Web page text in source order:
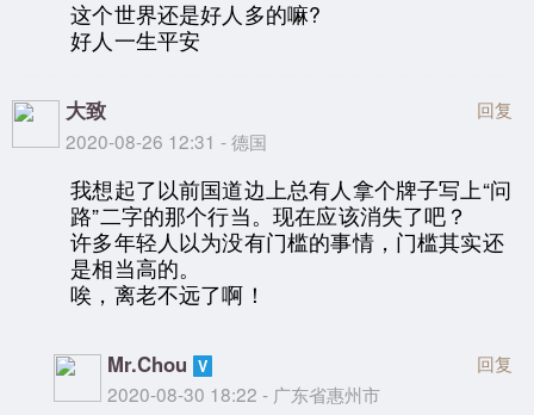
这个世界还是好人多的嘛?
好人一生平安
大致
2020-08-26 12:31 - 德国
回复
我想起了以前国道边上总有人拿个牌子写上“问
路”二字的那个行当。现在应该消失了吧？
许多年轻人以为没有门槛的事情，门槛其实还
是相当高的。
唉，离老不远了啊！
Mr.Chou
2020-08-30 18:22 - 广东省惠州市
回复